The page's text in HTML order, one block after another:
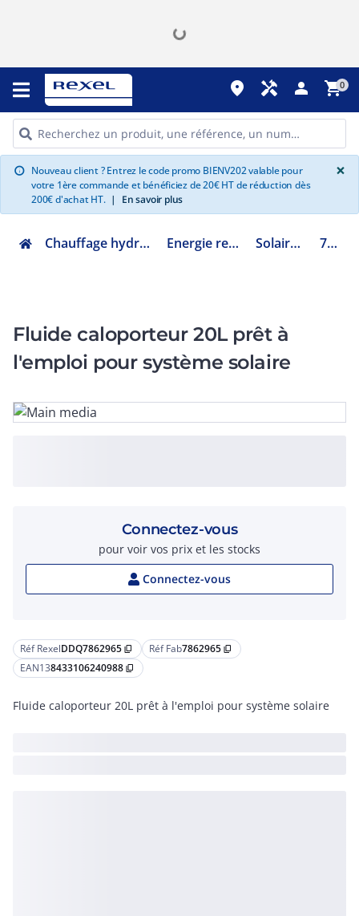
place handyman person shopping_cart0
info Nouveau client ? Entrez le code promo BIENV202 valable pour
votre 1ère commande et bénéficiez de 20€ HT de réduction dès
200€ d'achat HT. | En savoir plus
×
Chauffage hydraulique et plomberie Energie renouvelable ENR Solaire thermique 7862965
Fluide caloporteur 20L prêt à
l'emploi pour système solaire
Réf RexelDDQ7862965 content_copy Réf Fab7862965 content_copy
EAN138433106240988 content_copy
Fluide caloporteur 20L prêt à l'emploi pour système solaire
Connectez-vous
pour voir vos prix et les stocks
Connectez-vous